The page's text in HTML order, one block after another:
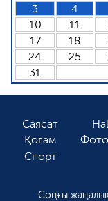
3
4
10
11
17
18
24
25
31
Саясат
Қоғам
Спорт
Соңғы